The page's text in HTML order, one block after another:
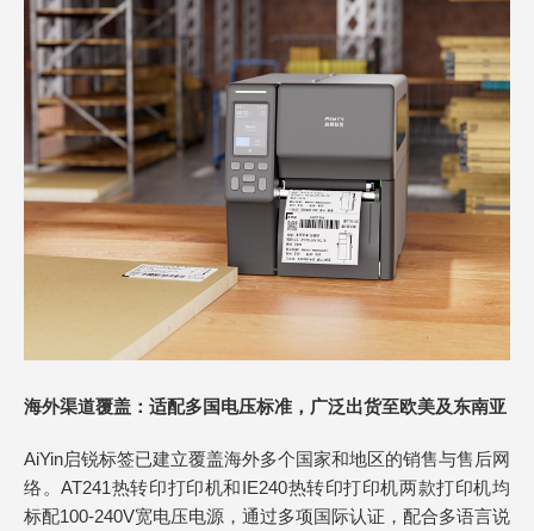
海外渠道覆盖：适配多国电压标准，广泛出货至欧美及东南亚
AiYin启锐标签已建立覆盖海外多个国家和地区的销售与售后网
络。AT241热转印打印机和IE240热转印打印机两款打印机均
标配100-240V宽电压电源，通过多项国际认证，配合多语言说